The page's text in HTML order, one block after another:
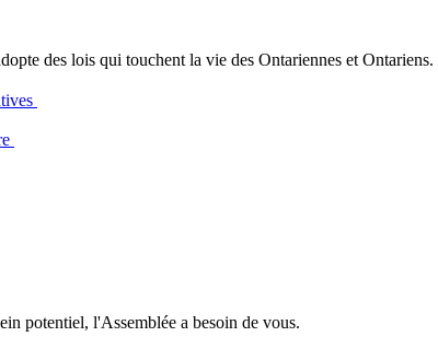
des lois qui touchent la vie des Ontariennes et Ontariens.
potentiel, l'Assemblée a besoin de vous.